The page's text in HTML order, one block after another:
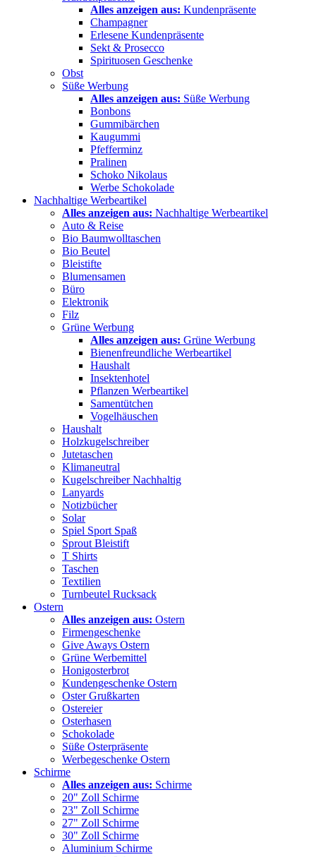
Alles anzeigen aus: Kundenpräsente
Champagner
Erlesene Kundenpräsente
Sekt & Prosecco
Spirituosen Geschenke
Obst
Süße Werbung
Alles anzeigen aus: Süße Werbung
Bonbons
Gummibärchen
Kaugummi
Pfefferminz
Pralinen
Schoko Nikolaus
Werbe Schokolade
Nachhaltige Werbeartikel
Alles anzeigen aus: Nachhaltige Werbeartikel
Auto & Reise
Bio Baumwolltaschen
Bio Beutel
Bleistifte
Blumensamen
Büro
Elektronik
Filz
Grüne Werbung
Alles anzeigen aus: Grüne Werbung
Bienenfreundliche Werbeartikel
Haushalt
Insektenhotel
Pflanzen Werbeartikel
Samentütchen
Vogelhäuschen
Haushalt
Holzkugelschreiber
Jutetaschen
Klimaneutral
Kugelschreiber Nachhaltig
Lanyards
Notizbücher
Solar
Spiel Sport Spaß
Sprout Bleistift
T Shirts
Taschen
Textilien
Turnbeutel Rucksack
Ostern
Alles anzeigen aus: Ostern
Firmengeschenke
Give Aways Ostern
Grüne Werbemittel
Honigosterbrot
Kundengeschenke Ostern
Oster Grußkarten
Ostereier
Osterhasen
Schokolade
Süße Osterpräsente
Werbegeschenke Ostern
Schirme
Alles anzeigen aus: Schirme
20" Zoll Schirme
23" Zoll Schirme
27" Zoll Schirme
30" Zoll Schirme
Aluminium Schirme